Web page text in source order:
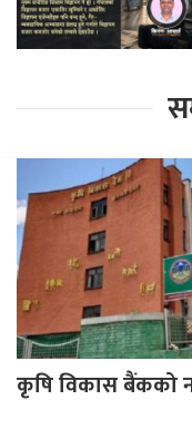
कृषि विकास बैंकको